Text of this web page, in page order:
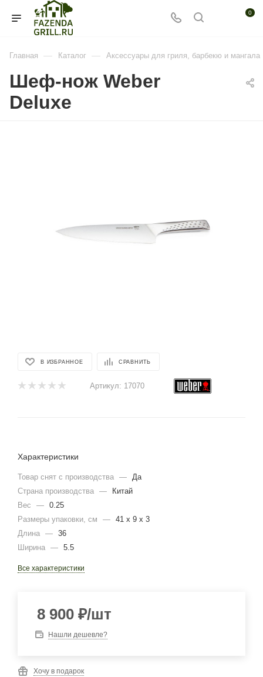
0
Главная — Каталог — Аксессуары для гриля, барбекю и мангала
Шеф-нож Weber
Deluxe
В ИЗБРАННОЕ СРАВНИТЬ
Артикул: 17070
Характеристики
Товар снят с производства —
Да
Страна производства —
Китай
Вес
— 0.25
Размеры упаковки, cм
— 41 x 9 x 3
Длина — 36
Ширина — 5.5
Все характеристики
8 900 ₽/шт
Нашли дешевле?
Хочу в подарок